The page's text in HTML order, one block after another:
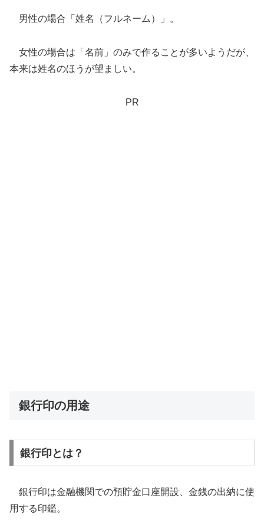
男性の場合「姓名（フルネーム）」。
女性の場合は「名前」のみで作ることが多いようだが、
本来は姓名のほうが望ましい。
PR
銀行印の用途
銀行印とは？
銀行印は金融機関での預貯金口座開設、金銭の出納に使
用する印鑑。